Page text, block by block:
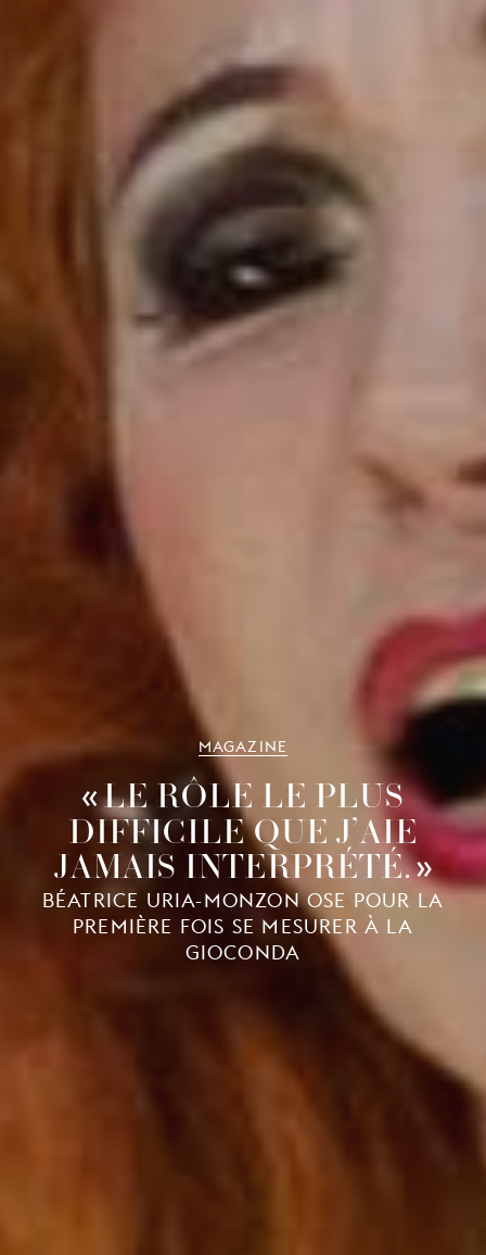
MAGAZINE
LE RÔLE LE PLUS
DIFFICILE QUE J’AIE
JAMAIS INTERPRÉTÉ.
BÉATRICE URIA-MONZON OSE POUR LA
PREMIÈRE FOIS SE MESURER À LA
GIOCONDA